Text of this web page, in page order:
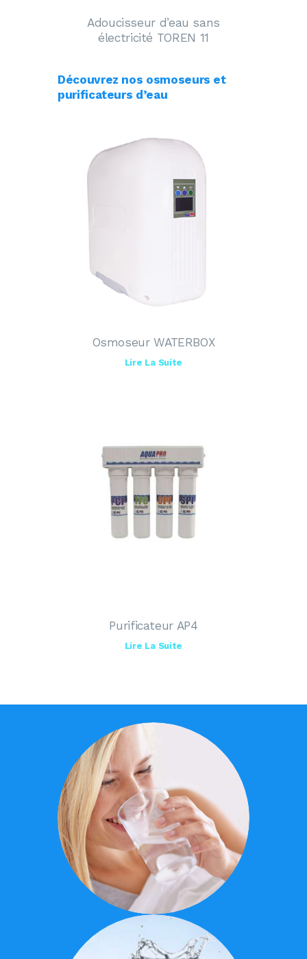
Adoucisseur d’eau sans
électricité TOREN 11
Découvrez nos osmoseurs et
purificateurs d’eau
Osmoseur WATERBOX
Lire La Suite
Purificateur AP4
Lire La Suite